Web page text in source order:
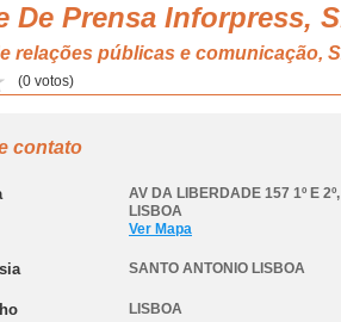
De Prensa Inforpress,
relações públicas e comunicação,
(0 votos)
contato
AV DA LIBERDADE 157 1º E
LISBOA
Ver Mapa
SANTO ANTONIO LISBOA
LISBOA